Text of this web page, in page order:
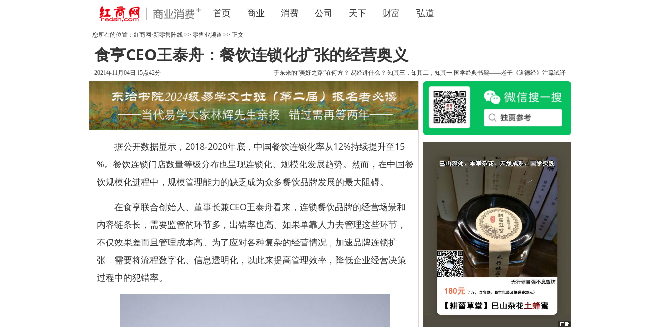
首页 商业 消费 公司 天下 财富 弘道
您所在的位置： 红商网·新零售阵线 >> 零售业频道 >> 正文
食亨CEO王泰舟：餐饮连锁化扩张的经营奥义
2021年11月04日 15点42分 于东来的“美好之路”在何方？ 易经讲什么？ 知其三，知其二，知其一 国学经典书架——老子《道德经》注疏试译
据公开数据显示，2018-2020年底，中国餐饮连锁化率从12%持续提升至15
%。餐饮连锁门店数量等级分布也呈现连锁化、规模化发展趋势。然而，在中国餐
饮规模化进程中，规模管理能力的缺乏成为众多餐饮品牌发展的最大阻碍。
在食亨联合创始人、董事长兼CEO王泰舟看来，连锁餐饮品牌的经营场景和
内容链条长，需要监管的环节多，出错率也高。如果单靠人力去管理这些环节，
不仅效果差而且管理成本高。为了应对各种复杂的经营情况，加速品牌连锁扩
张，需要将流程数字化、信息透明化，以此来提高管理效率，降低企业经营决策
过程中的犯错率。